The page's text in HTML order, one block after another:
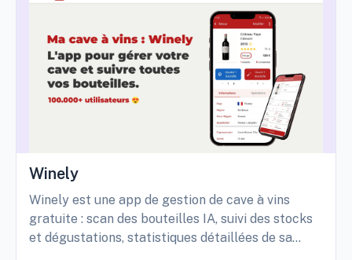
Winely
Winely est une app de gestion de cave à vins
gratuite : scan des bouteilles IA, suivi des stocks
et dégustations, statistiques détaillées de sa